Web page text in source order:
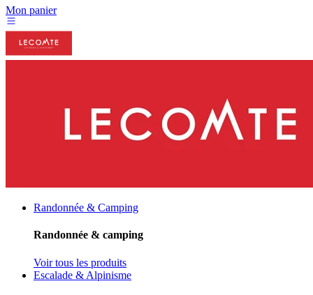
Mon panier
Randonnée & Camping
Randonnée & camping
Voir tous les produits
Escalade & Alpinisme